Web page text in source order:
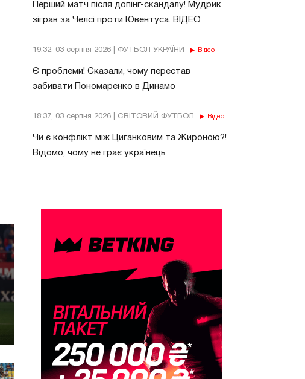
Перший матч після допінг-скандалу! Мудрик
зіграв за Челсі проти Ювентуса. ВІДЕО
19:32, 03 серпня 2026 | ФУТБОЛ УКРАЇНИ Відео
Є проблеми! Сказали, чому перестав
забивати Пономаренко в Динамо
18:37, 03 серпня 2026 | СВІТОВИЙ ФУТБОЛ Відео
Чи є конфлікт між Циганковим та Жироною?!
Відомо, чому не грає українець